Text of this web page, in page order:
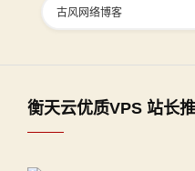
衡天云优质VPS 站长